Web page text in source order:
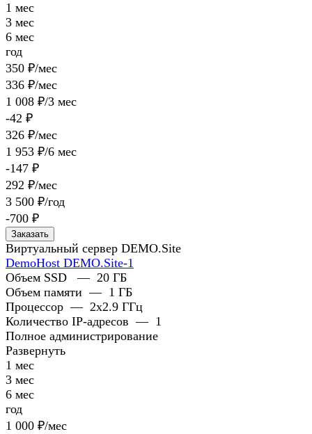
1 мес
3 мес
6 мес
год
350 ₽/мес
336 ₽/мес
1 008 ₽/3 мес
-42 ₽
326 ₽/мес
1 953 ₽/6 мес
-147 ₽
292 ₽/мес
3 500 ₽/год
-700 ₽
Заказать
Виртуальный сервер DEMO.Site
DemoHost DEMO.Site-1
Объем SSD
— 20 ГБ
Объем памяти — 1 ГБ
Процессор — 2x2.9 ГГц
Количество IP-адресов — 1
Полное администрирование
Развернуть
1 мес
3 мес
6 мес
год
1 000 ₽/мес